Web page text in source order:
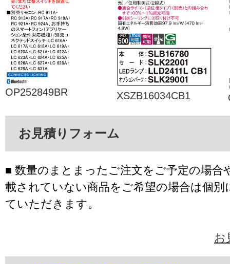
OP252849BR XSZB16034CB1
お見積りフォーム
■ 数量のまとまったご注文をご予定の場合
載されていない商品をご希望の場合は個別
ていただきます。
お